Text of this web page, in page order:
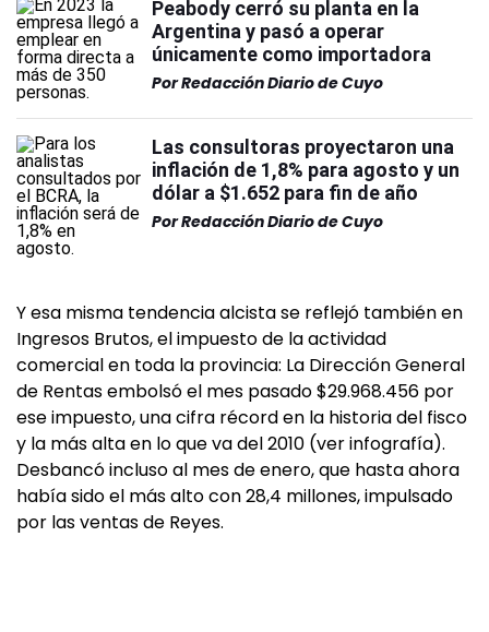
Peabody cerró su planta en la
Argentina y pasó a operar
únicamente como importadora
PorRedacción Diario de Cuyo
Las consultoras proyectaron una
inflación de 1,8% para agosto y un
dólar a $1.652 para fin de año
PorRedacción Diario de Cuyo
Y esa misma tendencia alcista se reflejó también en
Ingresos Brutos, el impuesto de la actividad
comercial en toda la provincia: La Dirección General
de Rentas embolsó el mes pasado $29.968.456 por
ese impuesto, una cifra récord en la historia del fisco
y la más alta en lo que va del 2010 (ver infografía).
Desbancó incluso al mes de enero, que hasta ahora
había sido el más alto con 28,4 millones, impulsado
por las ventas de Reyes.